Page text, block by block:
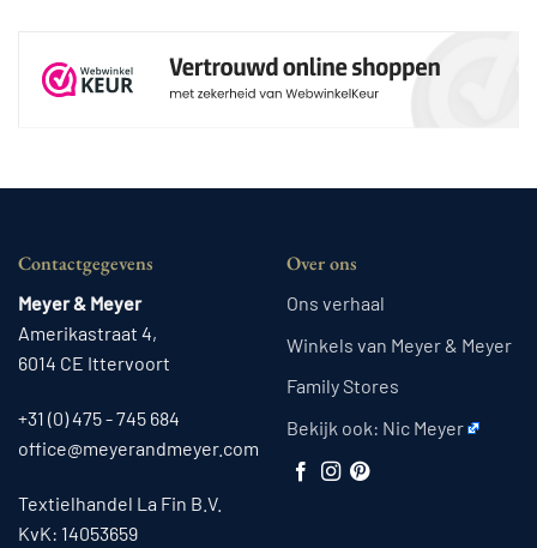
Contactgegevens
Meyer & Meyer
Amerikastraat 4,
6014 CE Ittervoort
+31 (0) 475 - 745 684
office@meyerandmeyer.com
Textielhandel La Fin B.V.
KvK: 14053659
Over ons
Ons verhaal
Winkels van Meyer & Meyer
Family Stores
Bekijk ook: Nic Meyer